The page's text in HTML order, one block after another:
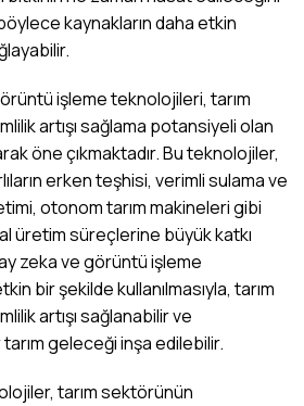
kaynakların daha etkin
işleme teknolojileri, tarım
artışı sağlama potansiyeli olan
öne çıkmaktadır. Bu teknolojiler,
erken teşhisi, verimli sulama ve
otonom tarım makineleri gibi
üretim süreçlerine büyük katkı
zeka ve görüntü işleme
bir şekilde kullanılmasıyla, tarım
artışı sağlanabilir ve
geleceği inşa edilebilir.
tarım sektörünün